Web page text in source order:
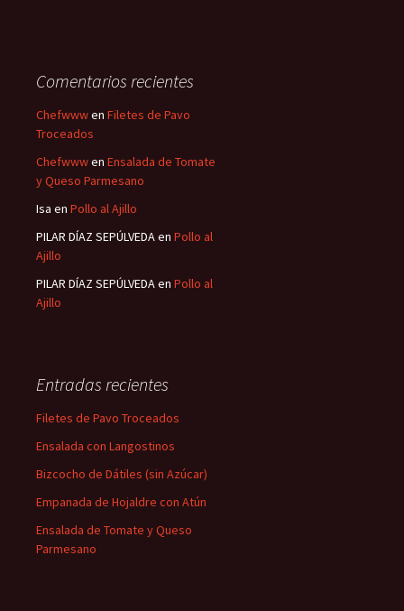
Comentarios recientes
Chefwwwen Filetes de Pavo
Troceados
Chefwwwen Ensalada de Tomate
y Queso Parmesano
Isa en Pollo al Ajillo
PILAR DÍAZ SEPÚLVEDAen Pollo al
Ajillo
PILAR DÍAZ SEPÚLVEDAen Pollo al
Ajillo
Entradas recientes
Filetes de Pavo Troceados
Ensalada con Langostinos
Bizcocho de Dátiles (sin Azúcar)
Empanada de Hojaldre con Atún
Ensalada de Tomate y Queso
Parmesano